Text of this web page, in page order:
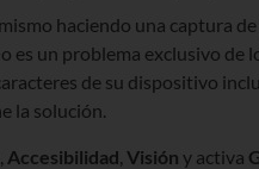
haciendo una captura
es un problema exclusivo
de su dispositivo
la solución.
Accesibilidad Visión y activa